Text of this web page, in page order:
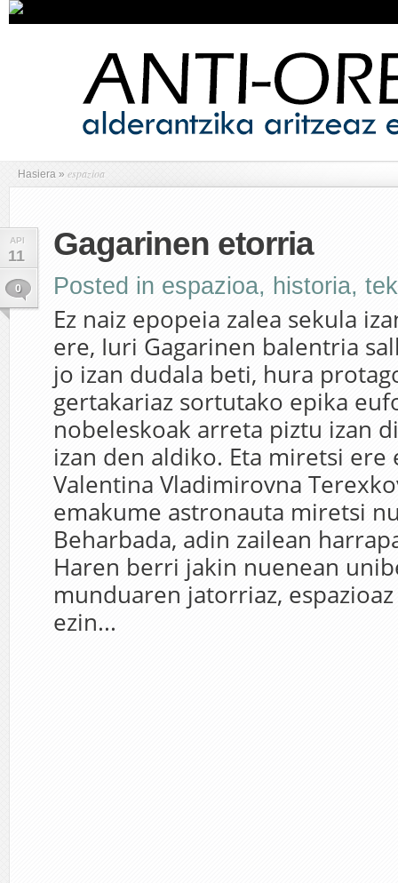
Hasiera » espazioa
API
11
0
Gagarinen etorria
Posted in espazioa, historia,
Ez naiz epopeia zalea sekula
ere, Iuri Gagarinen balentria
jo izan dudala beti, hura
gertakariaz sortutako epika
nobeleskoak arreta piztu izan
izan den aldiko. Eta miretsi ere
Valentina Vladimirovna
emakume astronauta miretsi
Beharbada, adin zailean
Haren berri jakin nuenean
munduaren jatorriaz,
ezin...